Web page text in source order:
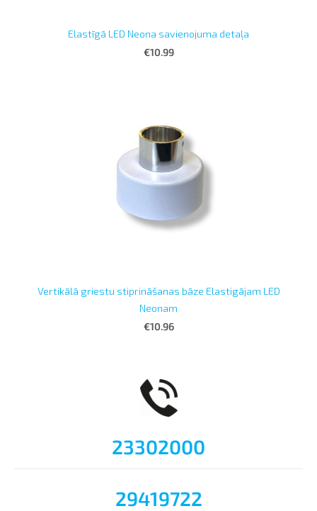
23302000
29419722
Elastīgā LED Neona savienojuma detaļa
€10.99
Vertikālā griestu stiprināšanas bāze Elastigājam LED
Neonam
€10.96